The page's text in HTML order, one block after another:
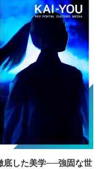
した美学──強固な世